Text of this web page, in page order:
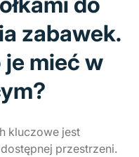
zabawek.
mieć w
kluczowe jest
przestrzeni.